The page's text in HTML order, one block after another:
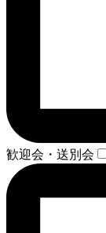
歓迎会・送別会